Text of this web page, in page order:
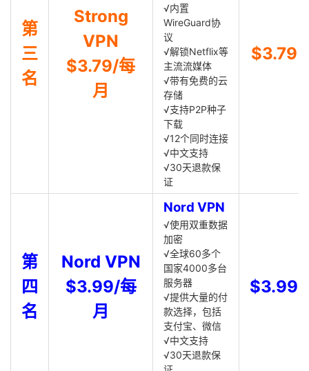
第
三
名
Strong
VPN
$3.79/每
月
√内置
WireGuard协
议
√解锁Netflix等
主流流媒体
√带有免费的云
存储
√支持P2P种子
下载
√12个同时连接
√中文支持
√30天退款保
证
$3.79
第
四
名
Nord VPN
$3.99/每
月
Nord VPN
√使用双重数据
加密
√全球60多个
国家4000多台
服务器
√提供大量的付
款选择，包括
支付宝、微信
√中文支持
√30天退款保
$3.99